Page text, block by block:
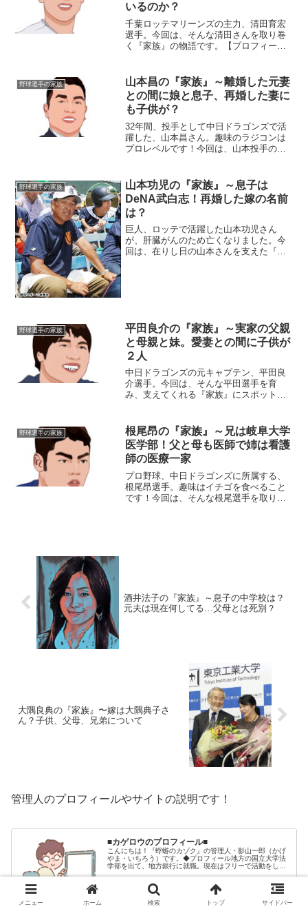
いるのか？
千葉ロッテマリーンズの主力、清田育宏
選手。今回は、そんな清田さんを取り巻
く『家族』の物語です。【プロフィー
重：180cm/85kg血液型：A型 出身地：千
葉県鎌ケ谷...
野球選手の家族
山本昌の『家族』～離婚した元妻
との間に娘と息子、再婚した妻に
も子供が？
32年間、投手として中日ドラゴンズで活
躍した、山本昌さん。趣味のラジコンは
プロレベルです！今回は、山本投手の活
と・まさ）生年月日：1965年〈昭和40
年〉8月11日身長...
野球選手の家族
山本功児の『家族』～息子は
DeNA武白志！再婚した嫁の名前
は？
巨人、ロッテで活躍した山本功児さん
が、肝臓がんのため亡くなりました。今
回は、在りし日の山本さんを支えた『家
野球選手の家族
平田良介の『家族』～実家の父親
と母親と妹。愛妻との間に子供が
２人
中日ドラゴンズの元キャプテン、平田良
介選手。今回は、そんな平田選手を育
み、支えてくれる『家族』にスポットを
1988年〈昭和63年〉3月23日身長体重：
177cm/87kg...
野球選手の家族
根尾昂の『家族』～兄は岐阜大学
医学部！父と母も医師で姉は看護
師の医療一家
プロ野球、中日ドラゴンズに所属する、
根尾昂選手。趣味はイチゴを食べること
です！今回は、そんな根尾選手を取り巻
酒井法子の『家族』～息子の中学校は？
元夫は現在何してる…父母とは死別？
大隅良典の『家族』〜嫁は大隅典子さ
ん？子供、父母、兄弟について
管理人のプロフィールやサイトの説明です！
■カゲロウのプロフィール■
こんにちは！『蜉蝣のカゾク』の管理人・影山一郎（かげ
やま・いちろう）です。◆プロフィール地方の国立大学法
学部を出て、地方銀行に就職。現在はフリーで活動をして
kagerou-kazoku.com 2026.07.05
メニュー ホーム 検索 トップ サイドバー